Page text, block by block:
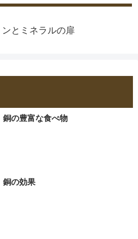
ンとミネラルの扉
銅の豊富な食べ物
銅の効果